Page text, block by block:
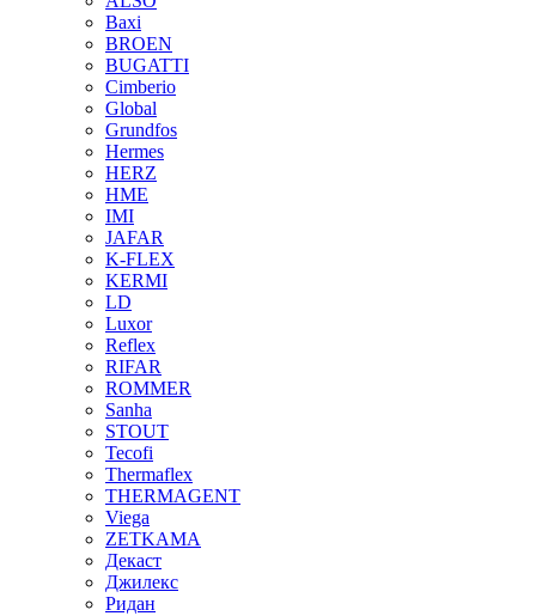
Baxi
BROEN
BUGATTI
Cimberio
Global
Grundfos
Hermes
HERZ
HME
IMI
JAFAR
K-FLEX
KERMI
LD
Luxor
Reflex
RIFAR
ROMMER
Sanha
STOUT
Tecofi
Thermaflex
THERMAGENT
Viega
ZETKAMA
Декаст
Джилекс
Ридан